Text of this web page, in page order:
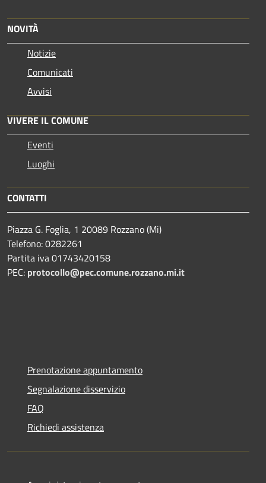
NOVITÀ
Notizie
Comunicati
Avvisi
VIVERE IL COMUNE
Eventi
Luoghi
CONTATTI
Piazza G. Foglia, 1 20089 Rozzano (Mi)
Telefono: 0282261
Partita iva 01743420158
PEC: protocollo@pec.comune.rozzano.mi.it
Prenotazione appuntamento
Segnalazione disservizio
FAQ
Richiedi assistenza